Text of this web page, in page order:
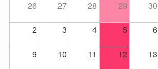
26 27 28 29 30
2
3 4 5 6
9 10 11 12 13